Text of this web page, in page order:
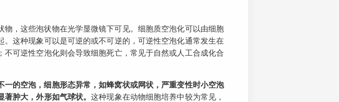
物，这些泡状物在光学显微镜下可见。细胞质空泡化可以由细胞
这种现象可以是可逆的或不可逆的，可逆性空泡化通常发生在
可逆性空泡化则会导致细胞死亡，常见于自然或人工合成化合
一的空泡，细胞形态异常，如蜂窝状或网状，严重变性时小空泡
著肿大，外形如气球状。这种现象在动物细胞培养中较为常见，